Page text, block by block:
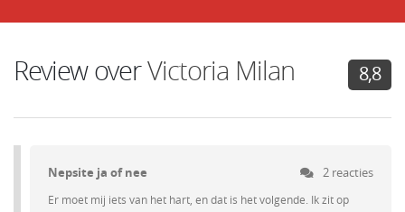
Review overVictoria Milan 8,8
Nepsite ja of nee 2 reacties
Er moet mij iets van het hart, en dat is het volgende. Ik zit op